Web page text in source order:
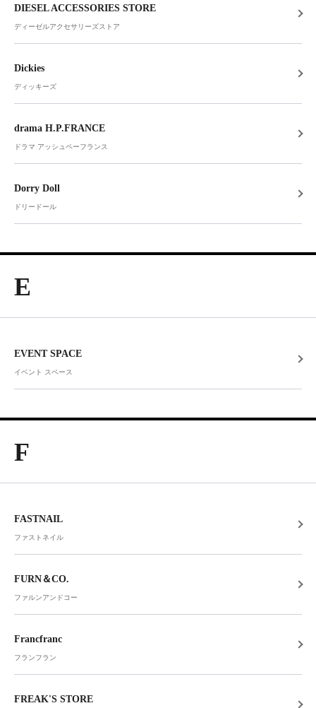
DIESEL ACCESSORIES STORE
ディーゼルアクセサリーズストア
Dickies
ディッキーズ
drama H.P.FRANCE
ドラマ アッシュペーフランス
Dorry Doll
ドリードール
E
EVENT SPACE
イベント スペース
F
FASTNAIL
ファストネイル
FURN＆CO.
ファルンアンドコー
Francfranc
フランフラン
FREAK'S STORE